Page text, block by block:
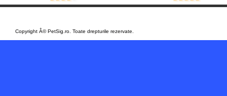
Copyright Â© PetSig.ro. Toate drepturile rezervate.